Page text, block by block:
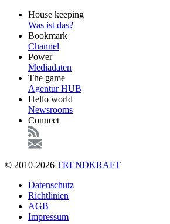
FooterHouse keeping
Was ist das?
Bookmark
Channel
Power
Mediadaten
The game
Agentur HUB
Hello world
Newsrooms
Connect
© 2010-2026 TRENDKRAFT
FußzeileDatenschutz
Richtlinien
AGB
Impressum